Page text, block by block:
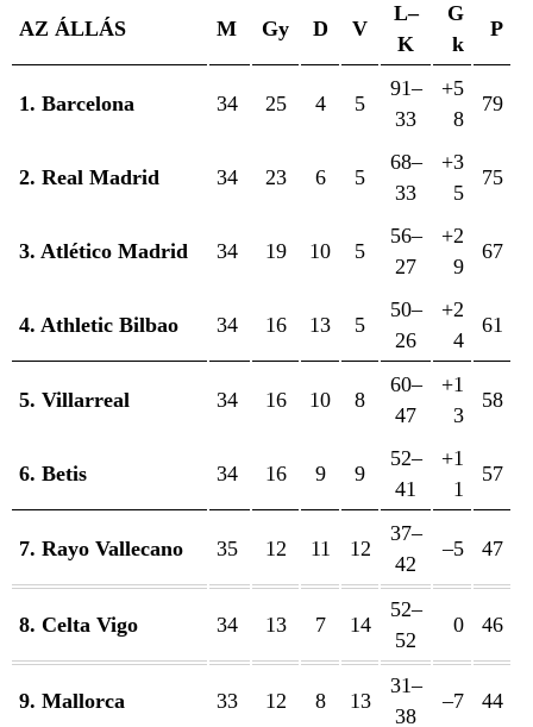
AZ ÁLLÁS M Gy D V
L–
K
G
k
P
1. Barcelona 34 25 4 5
91–
33
+5
8
79
2. Real Madrid 34 23 6 5
68–
33
+3
5
75
3. Atlético Madrid 34 19 10 5
56–
27
+2
9
67
4. Athletic Bilbao 34 16 13 5
50–
26
+2
4
61
5. Villarreal 34 16 10 8
60–
47
+1
3
58
6. Betis 34 16 9 9
52–
41
+1
1
57
7. Rayo Vallecano 35 12 11 12
37–
42
–5 47
8. Celta Vigo 34 13 7 14
52–
52
0 46
9. Mallorca 33 12 8 13
31–
38
–7 44